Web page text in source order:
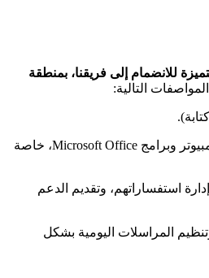
للانضمام إلى فريقنا، بمنطقة
التالية:
خبرة عملية في استخدام الكمبيوتر وبرامج Microsoft Office، خاصة
استفساراتهم، وتقديم الدعم
وتنظيم المراسلات اليومية بشكل